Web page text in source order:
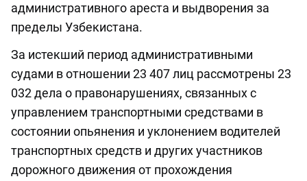
административного ареста и выдворения за
пределы Узбекистана.
За истекший период административными
судами в отношении 23 407 лиц рассмотрены 23
032 дела о правонарушениях, связанных с
управлением транспортными средствами в
состоянии опьянения и уклонением водителей
транспортных средств и других участников
дорожного движения от прохождения